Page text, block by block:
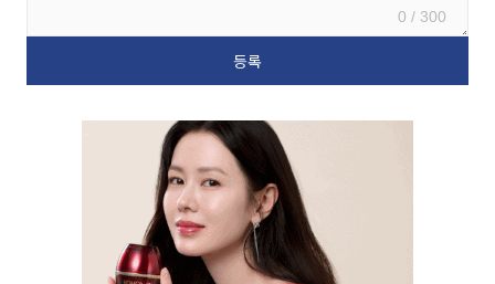
0 / 300